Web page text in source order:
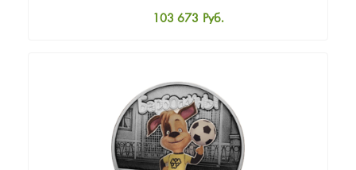
103 673 Руб.
Цена выкупа
90 725 Руб.